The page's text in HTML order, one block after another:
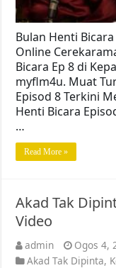
Bulan Henti
Online
Bicara Ep 8 di
myflm4u. Muat
Episod 8 Terkini
Henti Bicara
…
Read More »
Akad Tak
Video
admin
Ogos 4,
Akad Tak Dipinta,